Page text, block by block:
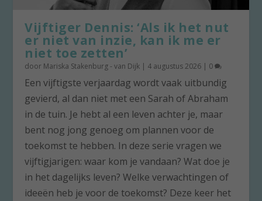
Vijftiger Dennis: ‘Als ik het nut
er niet van inzie, kan ik me er
niet toe zetten’
door Mariska Stakenburg - van Dijk | 4 augustus 2026 | 0
Een vijftigste verjaardag wordt vaak uitbundig
gevierd, al dan niet met een Sarah of Abraham
in de tuin. Je hebt al een leven achter je, maar
bent nog jong genoeg om plannen voor de
toekomst te hebben. In deze serie vragen we
vijftigjarigen: waar kom je vandaan? Wat doe je
in het dagelijks leven? Welke verwachtingen of
ideeën heb je voor de toekomst? Deze keer het